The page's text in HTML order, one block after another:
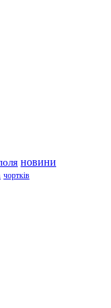
новини
чортків